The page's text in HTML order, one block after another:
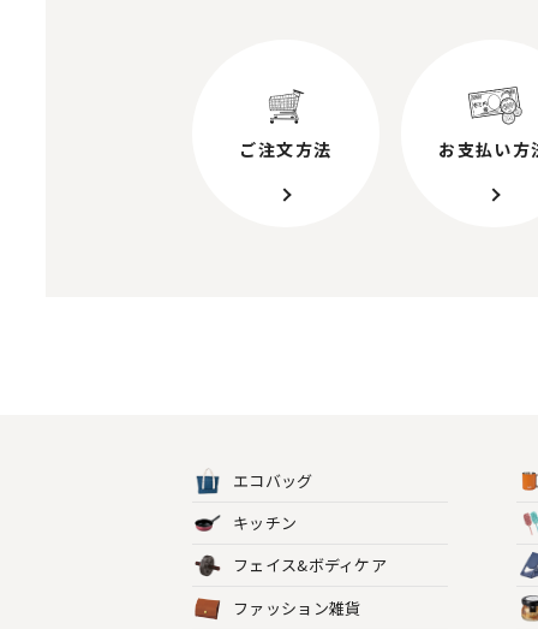
ご注文方法 お支払い方
エコバッグ
キッチン
フェイス&ボディケア
ファッション雑貨